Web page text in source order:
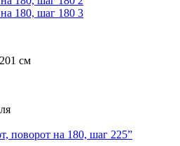
см
поворот на 180, шаг 225”